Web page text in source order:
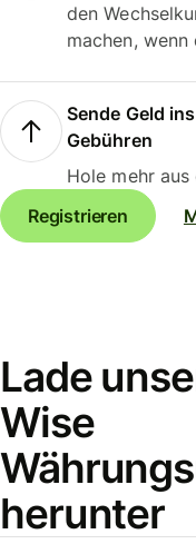
den
machen,
Sende Geld
Gebühren
Hole mehr
Registrieren
Lade
Wise
herunter